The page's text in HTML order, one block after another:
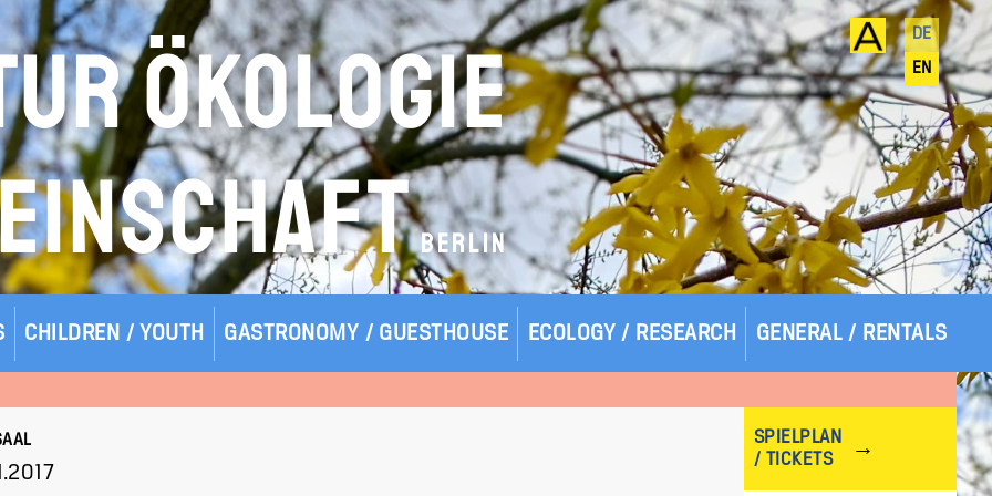
ÖKOLOGIE
BERLIN
DE
EN
CHILDREN / YOUTH GASTRONOMY / GUESTHOUSE ECOLOGY / RESEARCH GENERAL / RENTALS
SPIELPLAN
/ TICKETS